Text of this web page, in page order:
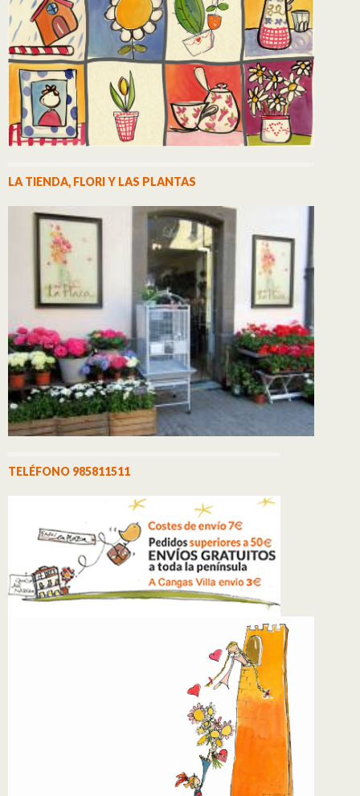
LA TIENDA, FLORI Y LAS PLANTAS
TELÉFONO 985811511